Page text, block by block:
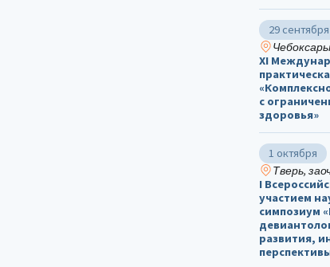
29 сентября
Чебоксары
ХΙ
с
здоровья»
1 октября
Тверь,
I
участием
симпозиум
развития,